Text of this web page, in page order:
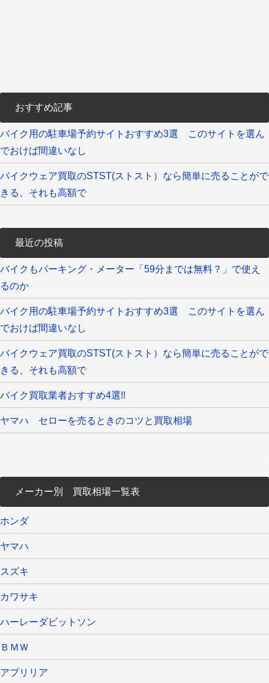
おすすめ記事
バイク用の駐車場予約サイトおすすめ3選 このサイトを選ん
でおけば間違いなし
バイクウェア買取のSTST(ストスト）なら簡単に売ることがで
きる、それも高額で
最近の投稿
バイクもパーキング・メーター「59分までは無料？」で使え
るのか
バイク用の駐車場予約サイトおすすめ3選 このサイトを選ん
でおけば間違いなし
バイクウェア買取のSTST(ストスト）なら簡単に売ることがで
きる、それも高額で
バイク買取業者おすすめ4選!!
ヤマハ セローを売るときのコツと買取相場
メーカー別 買取相場一覧表
ホンダ
ヤマハ
スズキ
カワサキ
ハーレーダビットソン
ＢＭＷ
アプリリア